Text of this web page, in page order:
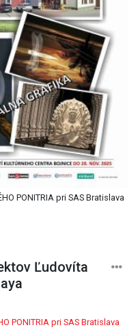
PONITRIA pri SAS Bratislava
Ľudovíta
PONITRIA pri SAS Bratislava